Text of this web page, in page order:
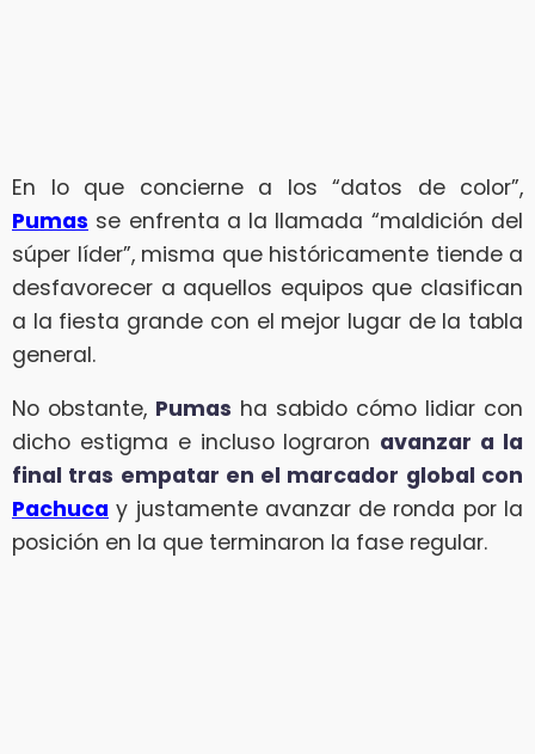
En lo que concierne a los “datos de color”,
Pumas se enfrenta a la llamada “maldición del
súper líder”, misma que históricamente tiende a
desfavorecer a aquellos equipos que clasifican
a la fiesta grande con el mejor lugar de la tabla
general.
No obstante, Pumas ha sabido cómo lidiar con
dicho estigma e incluso lograron avanzar a la
final tras empatar en el marcador global con
Pachuca y justamente avanzar de ronda por la
posición en la que terminaron la fase regular.